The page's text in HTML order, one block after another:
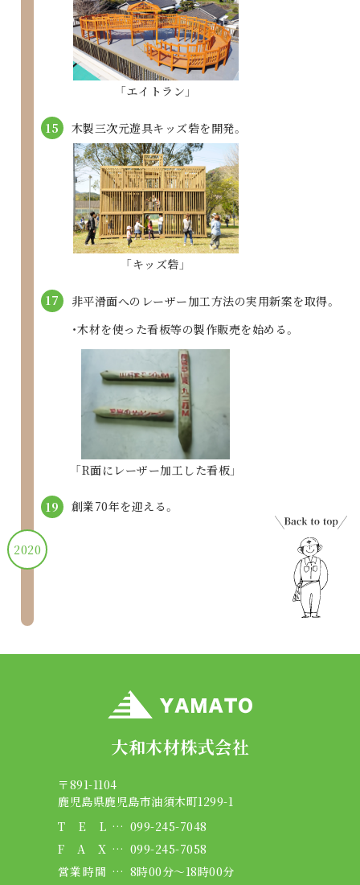
「エイトラン」
15 木製三次元遊具キッズ砦を開発。
「キッズ砦」
17
非平滑面へのレーザー加工方法の実用新案を取得。
・木材を使った看板等の製作販売を始める。
「R面にレーザー加工した看板」
19 創業70年を迎える。
2020
大和木材株式会社
〒891-1104
鹿児島県鹿児島市油須木町1299-1
T
E L
099-245-7048
F
A X
099-245-7058
営業時間 8時00分～18時00分